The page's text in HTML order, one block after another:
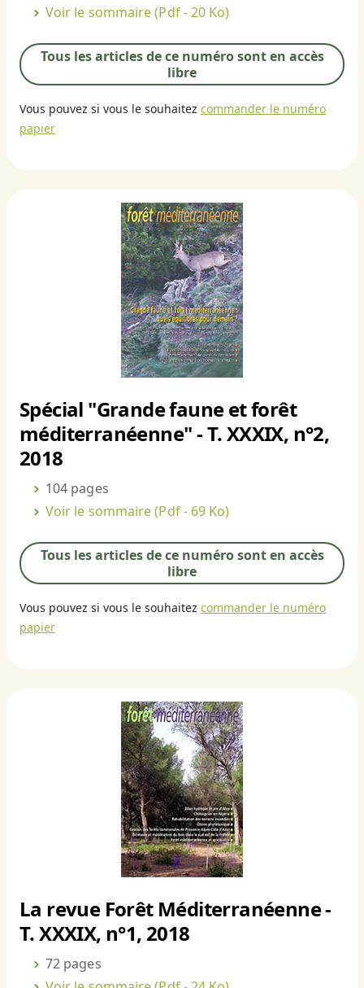
Voir le sommaire(Pdf - 20 Ko)
Tous les articles de ce numéro sont en accès
libre
Vous pouvez si vous le souhaitez commander le numéro
papier
Spécial "Grande faune et forêt
méditerranéenne" - T. XXXIX, n°2,
2018
104 pages
Voir le sommaire(Pdf - 69 Ko)
Tous les articles de ce numéro sont en accès
libre
Vous pouvez si vous le souhaitez commander le numéro
papier
La revue Forêt Méditerranéenne -
T. XXXIX, n°1, 2018
72 pages